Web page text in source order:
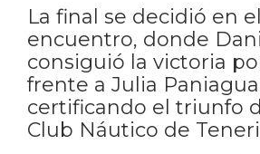
La final se decidió en
encuentro, donde
consiguió la victoria
frente a Julia
certificando el triunfo
Club Náutico de